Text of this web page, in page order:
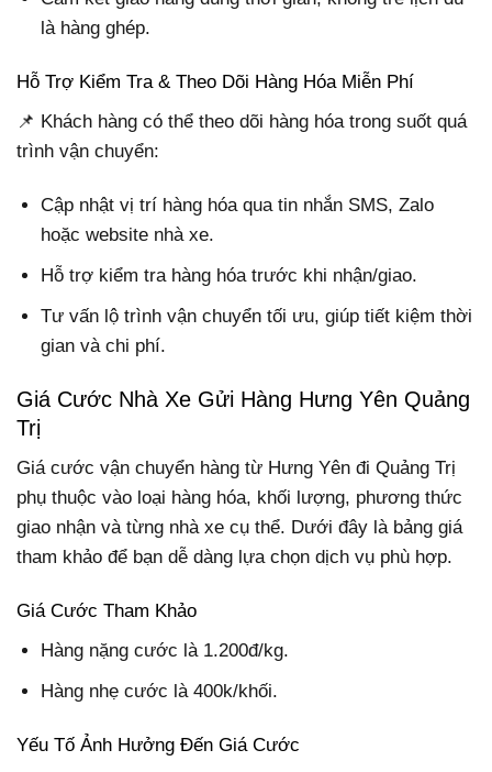
là hàng ghép.
Hỗ Trợ Kiểm Tra & Theo Dõi Hàng Hóa Miễn Phí
📌 Khách hàng có thể theo dõi hàng hóa trong suốt quá
trình vận chuyển:
Cập nhật vị trí hàng hóa qua tin nhắn SMS, Zalo
hoặc website nhà xe.
Hỗ trợ kiểm tra hàng hóa trước khi nhận/giao.
Tư vấn lộ trình vận chuyển tối ưu, giúp tiết kiệm thời
gian và chi phí.
Giá Cước Nhà Xe Gửi Hàng Hưng Yên Quảng
Trị
Giá cước vận chuyển hàng từ Hưng Yên đi Quảng Trị
phụ thuộc vào loại hàng hóa, khối lượng, phương thức
giao nhận và từng nhà xe cụ thể. Dưới đây là bảng giá
tham khảo để bạn dễ dàng lựa chọn dịch vụ phù hợp.
Giá Cước Tham Khảo
Hàng nặng cước là 1.200đ/kg.
Hàng nhẹ cước là 400k/khối.
Yếu Tố Ảnh Hưởng Đến Giá Cước